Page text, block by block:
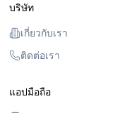
บริษัท
เกี่ยวกับเรา
ติดต่อเรา
แอปมือถือ